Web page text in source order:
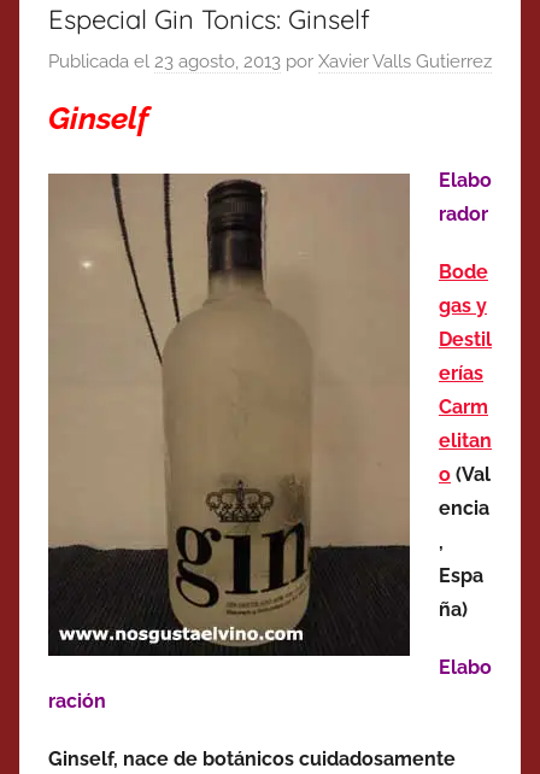
Especial Gin Tonics: Ginself
Publicada el 23 agosto, 2013 por Xavier Valls Gutierrez
Ginself
Elabo
rador
Bode
gas y
Destil
erías
Carm
elitan
o (Val
encia
,
Espa
ña)
Elabo
ración
Ginself, nace de botánicos cuidadosamente